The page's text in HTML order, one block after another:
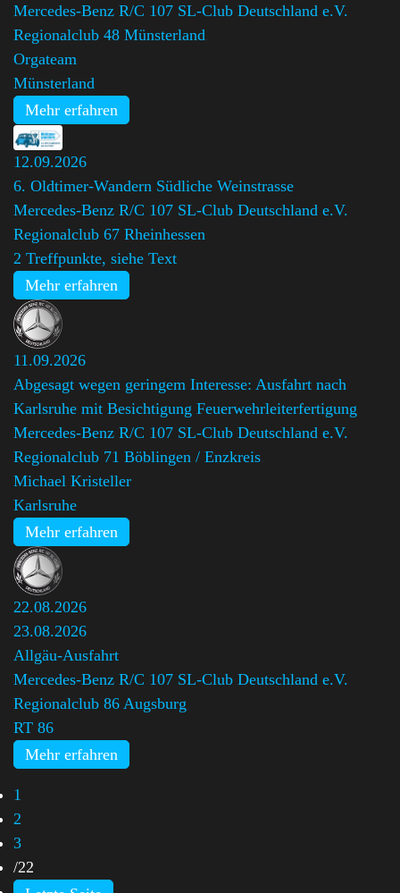
Mercedes-Benz R/C 107 SL-Club Deutschland e.V.
Regionalclub 48 Münsterland
Orgateam
Münsterland
Mehr erfahren
12.09.2026
6. Oldtimer-Wandern Südliche Weinstrasse
Mercedes-Benz R/C 107 SL-Club Deutschland e.V.
Regionalclub 67 Rheinhessen
2 Treffpunkte, siehe Text
Mehr erfahren
11.09.2026
Abgesagt wegen geringem Interesse: Ausfahrt nach
Karlsruhe mit Besichtigung Feuerwehrleiterfertigung
Mercedes-Benz R/C 107 SL-Club Deutschland e.V.
Regionalclub 71 Böblingen / Enzkreis
Michael Kristeller
Karlsruhe
Mehr erfahren
22.08.2026
23.08.2026
Allgäu-Ausfahrt
Mercedes-Benz R/C 107 SL-Club Deutschland e.V.
Regionalclub 86 Augsburg
RT 86
Mehr erfahren
1
2
3
/22